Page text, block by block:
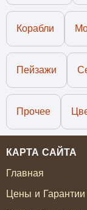
Корабли
Пейзажи
Прочее
КАРТА САЙТА
Главная
Цены и Гарантии